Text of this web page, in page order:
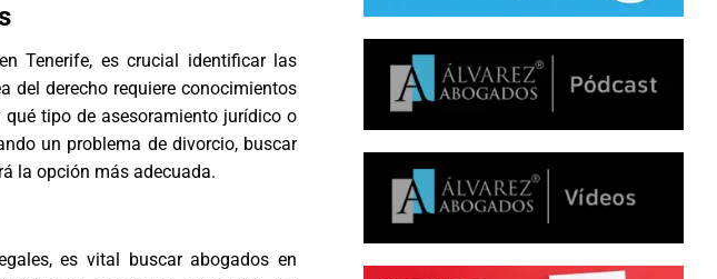
Tenerife, es crucial identificar las
del derecho requiere conocimientos
tipo de asesoramiento jurídico o
un problema de divorcio, buscar
la opción más adecuada.
es vital buscarabogados en